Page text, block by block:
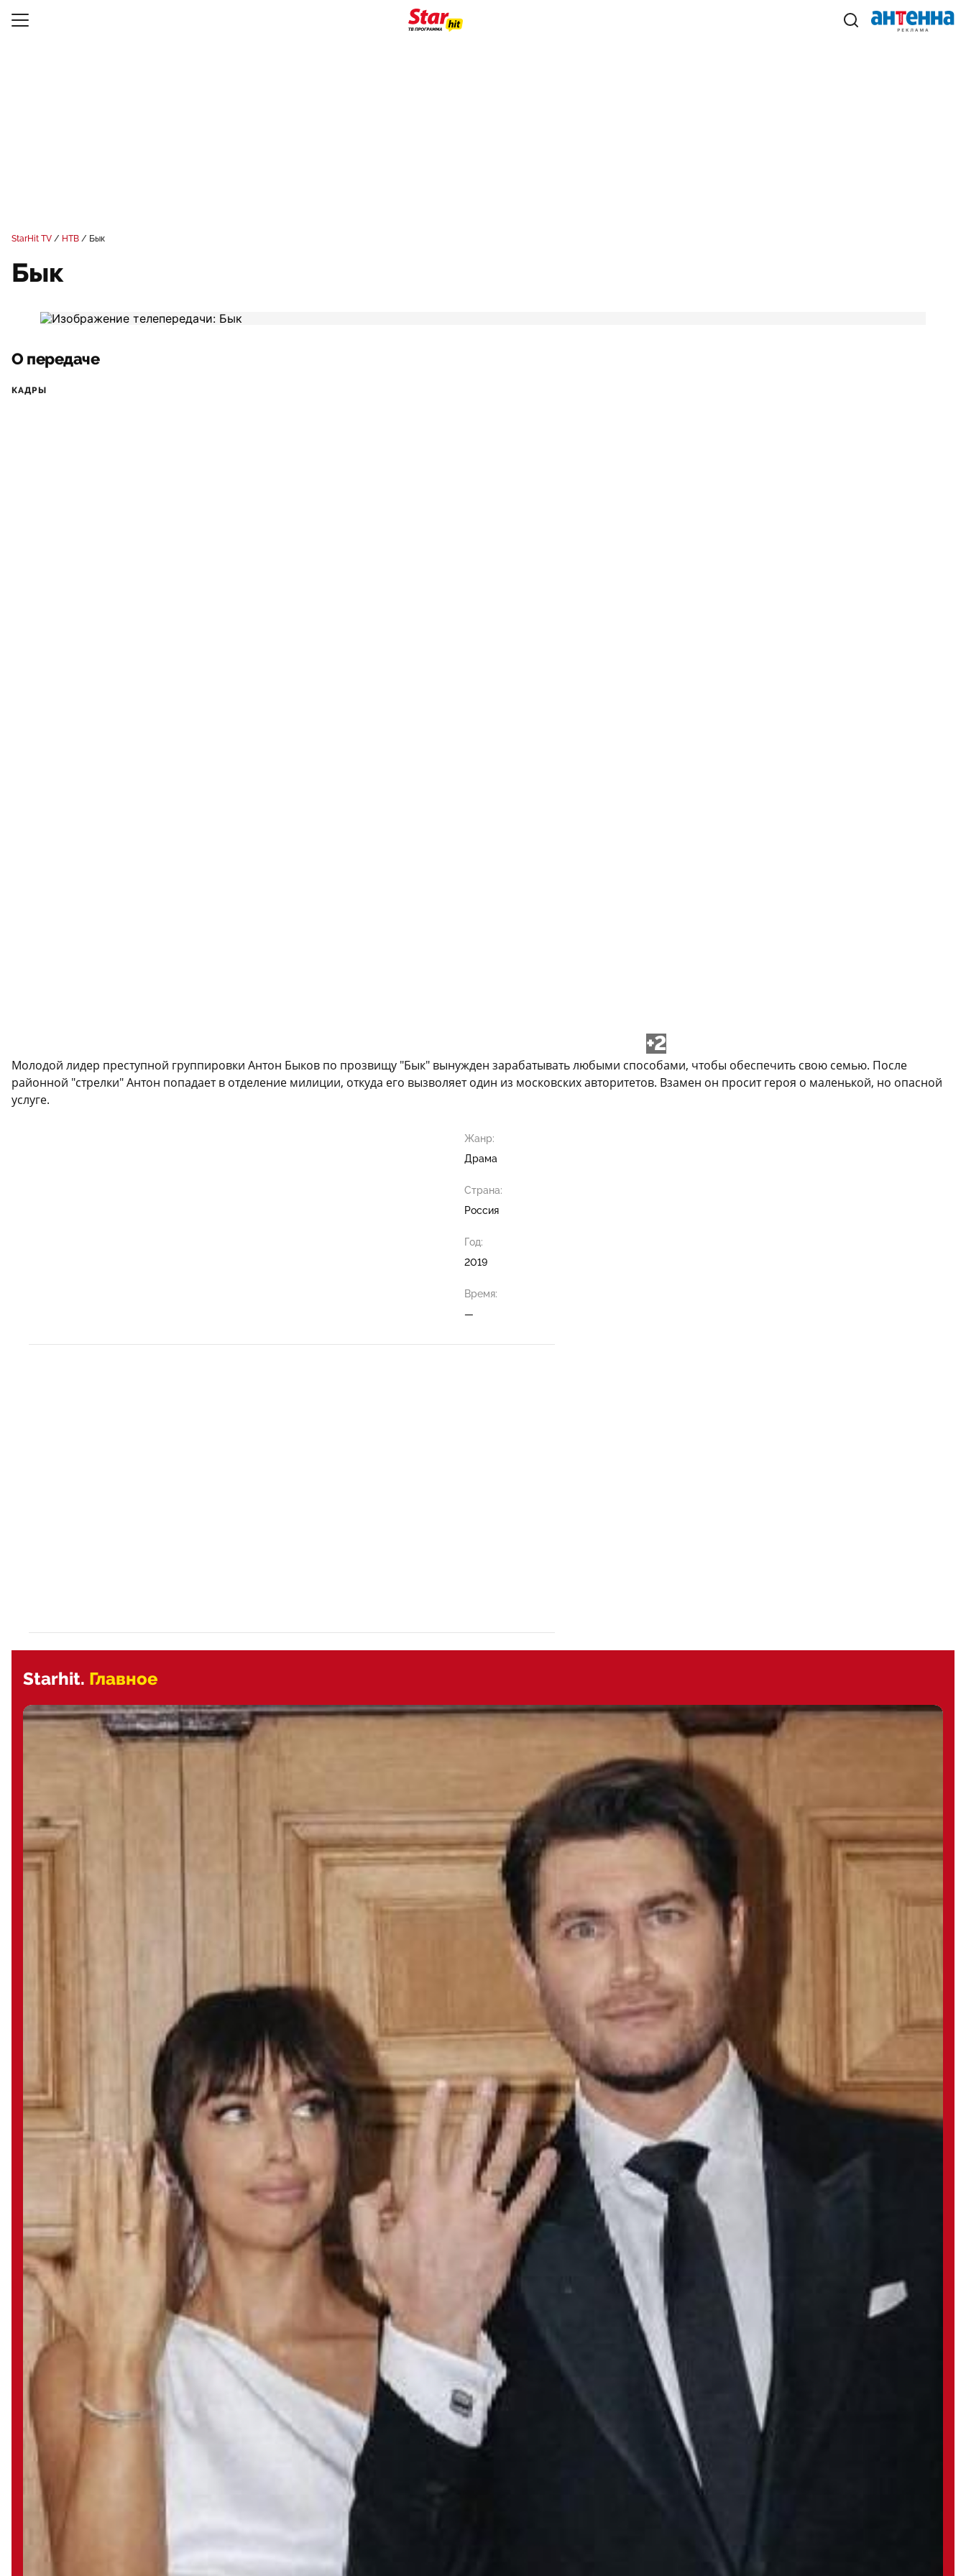
StarHit TV НТВ Бык
Бык
О передаче
КАДРЫ
+2
Молодой лидер преступной группировки Антон Быков по прозвищу "Бык" вынужден зарабатывать любыми способами, чтобы обеспечить свою семью. После
районной "стрелки" Антон попадает в отделение милиции, откуда его вызволяет один из московских авторитетов. Взамен он просит героя о маленькой, но опасной
услуге.
Жанр:
Драма
Страна:
Россия
Год:
2019
Время:
—
Starhit. Главное